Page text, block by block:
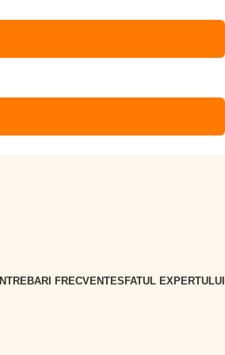
INTREBARI FRECVENTESFATUL EXPERTULUI